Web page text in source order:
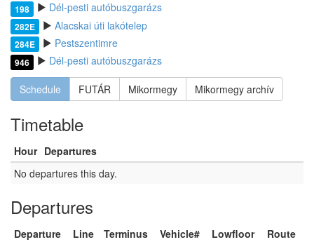
198 Dél-pesti autóbuszgarázs
282E Alacskai úti lakótelep
284E Pestszentimre
946 Dél-pesti autóbuszgarázs
Schedule FUTÁR Mikormegy Mikormegy archív
Timetable
Hour Departures
No departures this day.
Departures
Departure Line Terminus Vehicle# Lowfloor Route